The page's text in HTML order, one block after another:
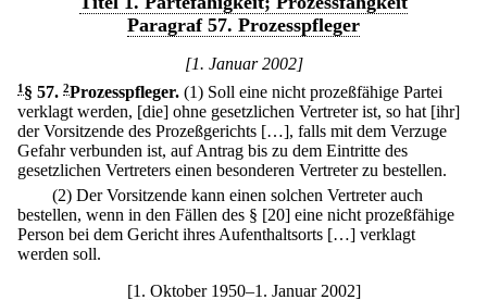
Paragraf 57. Prozesspfleger
[1. Januar 2002]
1 § 57. 2Prozesspfleger. (1) Soll eine nicht prozeßfähige Partei
verklagt werden, [die] ohne gesetzlichen Vertreter ist, so hat [ihr]
der Vorsitzende des Prozeßgerichts […], falls mit dem Verzuge
Gefahr verbunden ist, auf Antrag bis zu dem Eintritte des
gesetzlichen Vertreters einen besonderen Vertreter zu bestellen.
(2) Der Vorsitzende kann einen solchen Vertreter auch
bestellen, wenn in den Fällen des § [20] eine nicht prozeßfähige
Person bei dem Gericht ihres Aufenthaltsorts […] verklagt
werden soll.
[1. Oktober 1950–1. Januar 2002]